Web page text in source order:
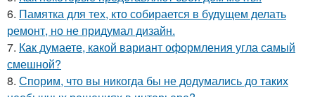
6. Памятка для тех, кто собирается в будущем делать
ремонт, но не придумал дизайн.
7. Как думаете, какой вариант оформления угла самый
смешной?
8. Спорим, что вы никогда бы не додумались до таких